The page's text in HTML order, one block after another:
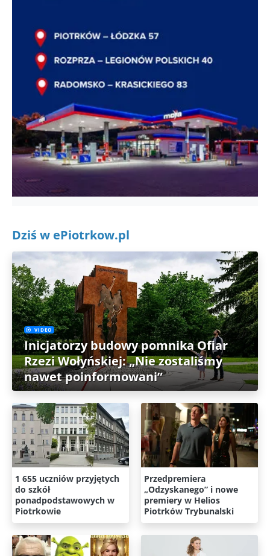
Dziś w ePiotrkow.pl
VIDEO
Inicjatorzy budowy pomnika Ofiar
Rzezi Wołyńskiej: „Nie zostaliśmy
nawet poinformowani”
1 655 uczniów przyjętych
do szkół
ponadpodstawowych w
Piotrkowie
Przedpremiera
„Odzyskanego” i nowe
premiery w Helios
Piotrków Trybunalski